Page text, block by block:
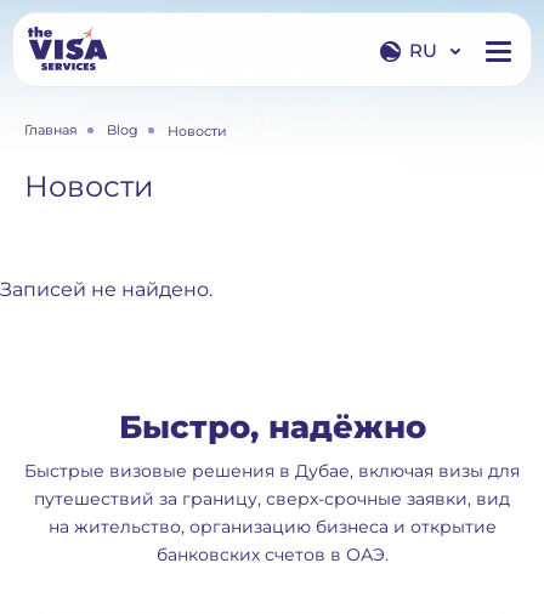
RU
Главная Blog Новости
Новости
Записей не найдено.
Быстро, надёжно
Быстрые визовые решения в Дубае, включая визы для
путешествий за границу, сверх-срочные заявки, вид
на жительство, организацию бизнеса и открытие
банковских счетов в ОАЭ.